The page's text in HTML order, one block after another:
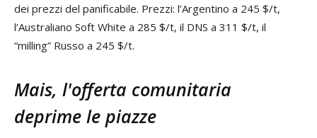
dei prezzi del panificabile. Prezzi: l’Argentino a 245 $/t,
l’Australiano Soft White a 285 $/t, il DNS a 311 $/t, il
“milling” Russo a 245 $/t.
Mais, l'offerta comunitaria
deprime le piazze